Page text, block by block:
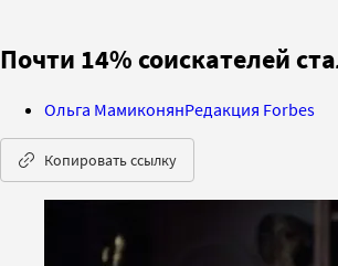
Почти 14% соискателей
Ольга МамиконянРедакция Forbes
Копировать ссылку